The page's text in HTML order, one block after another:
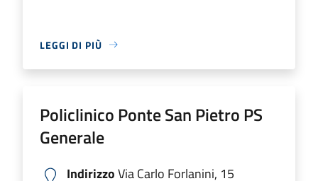
LEGGI DI PIÙ
Policlinico Ponte San Pietro PS
Generale
IndirizzoVia Carlo Forlanini, 15